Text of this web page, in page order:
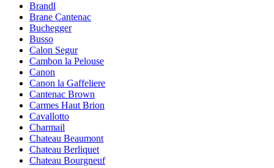
Brandl
Brane Cantenac
Buchegger
Busso
Calon Segur
Cambon la Pelouse
Canon
Canon la Gaffeliere
Cantenac Brown
Carmes Haut Brion
Cavallotto
Charmail
Chateau Beaumont
Chateau Berliquet
Chateau Bourgneuf